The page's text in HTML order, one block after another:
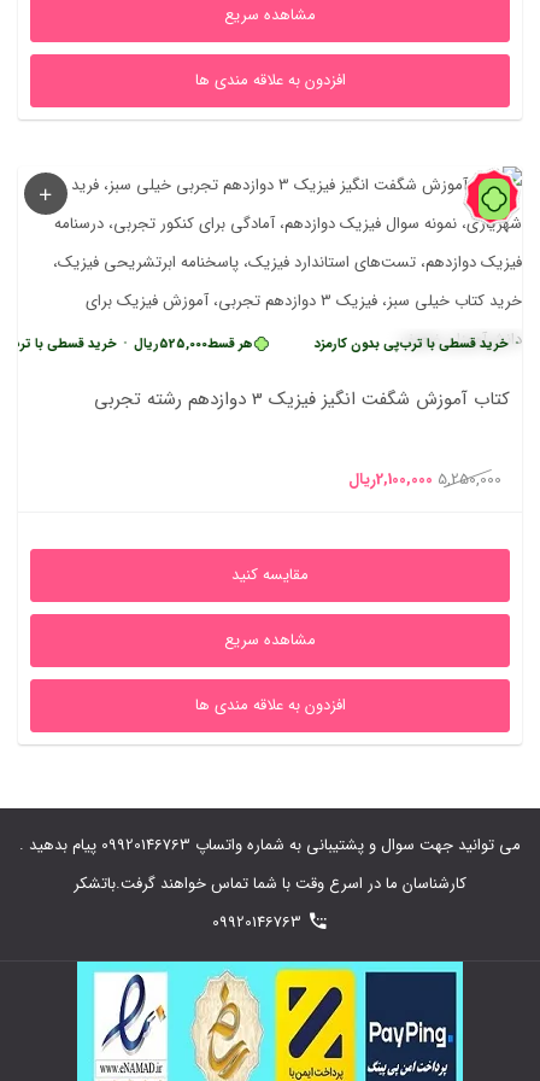
مشاهده سریع
افزدون به علاقه مندی ها
60%
هر قسط525,000ریال • خرید قسطی با ترب‌پی خرید قسطی با ترب‌پی بدون کارمزد
کتاب آموزش شگفت انگیز فیزیک 3 دوازدهم رشته تجربی
5,250,000 قیمت
5,250,000ریال
2,100,000ریال
2,100,000ریال
مقایسه کنید
مشاهده سریع
افزدون به علاقه مندی ها
می توانید جهت سوال و پشتیبانی به شماره واتساپ 09920146763 پیام بدهید .
کارشناسان ما در اسرع وقت با شما تماس خواهند گرفت.باتشکر
09920146763